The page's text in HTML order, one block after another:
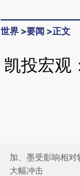
世界 >要闻 >正文
凯投宏观
加、墨受影响相
大幅冲击